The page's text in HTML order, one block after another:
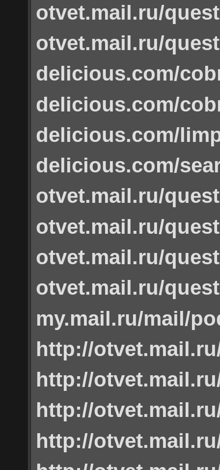
otvet.mail.ru/
otvet.mail.ru/
delicious.com/
delicious.com/
delicious.com/
delicious.com/
otvet.mail.ru/
otvet.mail.ru/
otvet.mail.ru/
otvet.mail.ru/
my.mail.ru/mail/
http://
http://
http://
http://